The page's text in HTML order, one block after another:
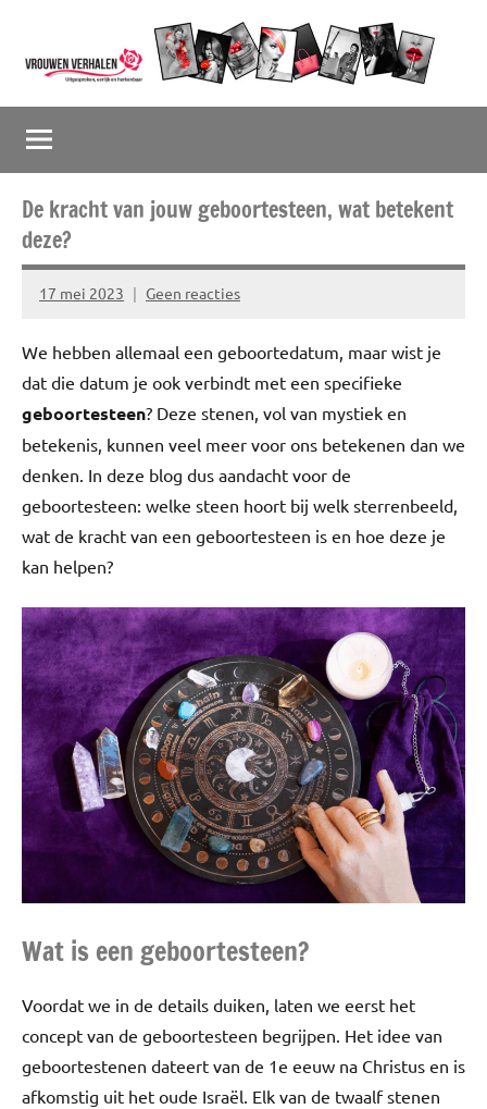
inhoud
springen
Vrouwenverhalen
en
herkenbaar
De kracht van jouw geboortesteen, wat betekent
deze?
17 mei 2023
Marion
Geen reacties
We hebben allemaal een geboortedatum, maar wist je
dat die datum je ook verbindt met een specifieke
geboortesteen? Deze stenen, vol van mystiek en
betekenis, kunnen veel meer voor ons betekenen dan we
denken. In deze blog dus aandacht voor de
geboortesteen: welke steen hoort bij welk sterrenbeeld,
wat de kracht van een geboortesteen is en hoe deze je
kan helpen?
Wat is een geboortesteen?
Voordat we in de details duiken, laten we eerst het
concept van de geboortesteen begrijpen. Het idee van
geboortestenen dateert van de 1e eeuw na Christus en is
afkomstig uit het oude Israël. Elk van de twaalf stenen